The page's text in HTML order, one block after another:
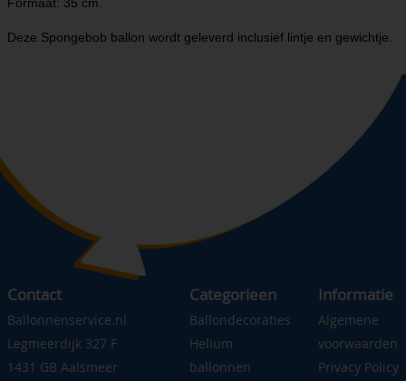
Deze Spongebob ballon wordt geleverd inclusief lintje en gewichtje.
Contact
Ballonnenservice.nl
Legmeerdijk 327 F
1431 GB Aalsmeer
Categorieen
Ballondecoraties
Helium
ballonnen
Informatie
Algemene
voorwaarden
Privacy Policy